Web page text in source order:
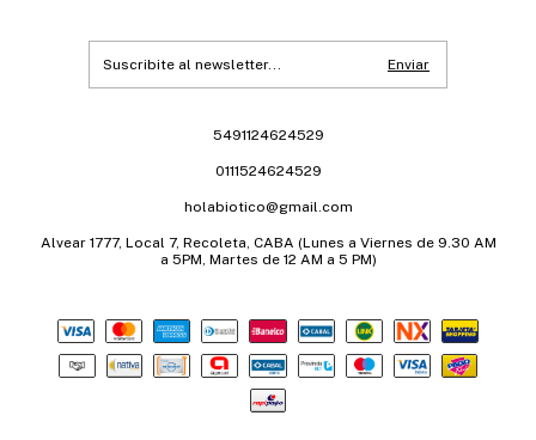
5491124624529
0111524624529
holabiotico@gmail.com
Alvear 1777, Local 7, Recoleta, CABA (Lunes a Viernes de 9.30 AM
a 5PM, Martes de 12 AM a 5 PM)